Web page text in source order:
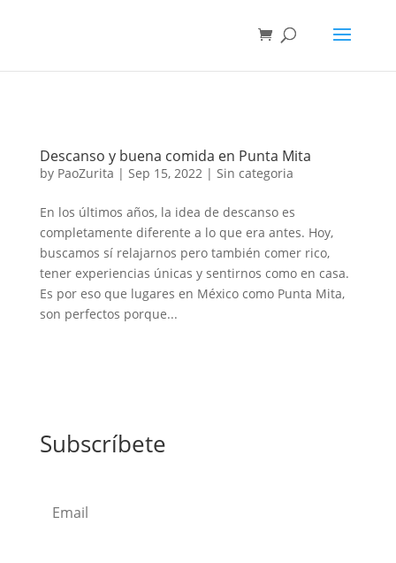
Descanso y buena comida en Punta Mita
by PaoZurita | Sep 15, 2022| Sin categoria
En los últimos años, la idea de descanso es
completamente diferente a lo que era antes. Hoy,
buscamos sí relajarnos pero también comer rico,
tener experiencias únicas y sentirnos como en casa.
Es por eso que lugares en México como Punta Mita,
son perfectos porque...
Subscríbete